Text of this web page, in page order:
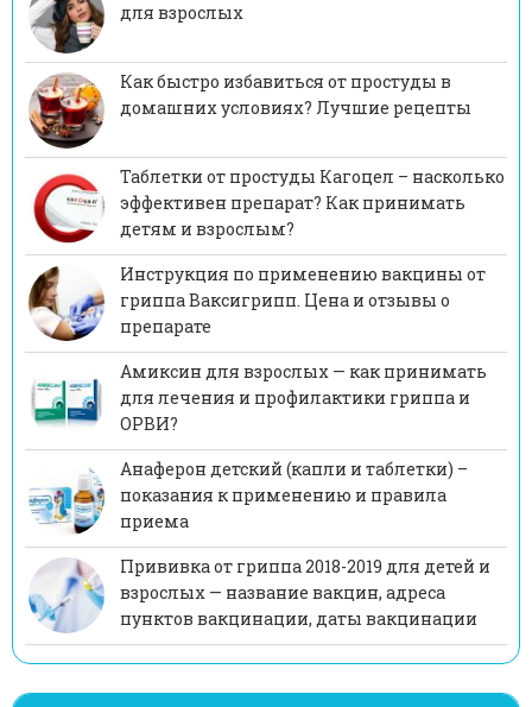
для взрослых
Как быстро избавиться от простуды в
домашних условиях? Лучшие рецепты
Таблетки от простуды Кагоцел – насколько
эффективен препарат? Как принимать
детям и взрослым?
Инструкция по применению вакцины от
гриппа Ваксигрипп. Цена и отзывы о
препарате
Амиксин для взрослых — как принимать
для лечения и профилактики гриппа и
ОРВИ?
Анаферон детский (капли и таблетки) –
показания к применению и правила
приема
Прививка от гриппа 2018-2019 для детей и
взрослых — название вакцин, адреса
пунктов вакцинации, даты вакцинации